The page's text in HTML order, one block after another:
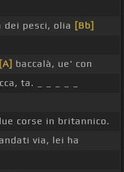
dei pesci, olia [Bb]
[A] baccalà, ue' con
ta. _ _ _ _ _
corse in britannico.
via, lei ha